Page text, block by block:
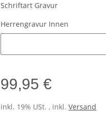
Schriftart Gravur
Herrengravur Innen
99,95 €
inkl. 19% USt. , inkl. Versand